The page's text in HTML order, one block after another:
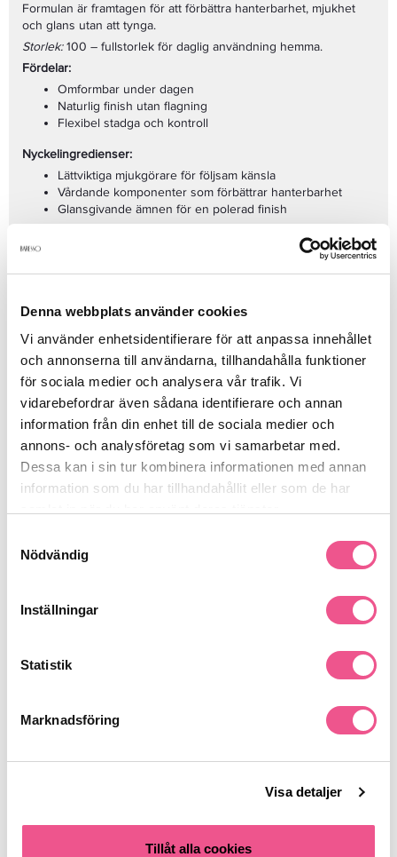
Denna webbplats använder cookies
Vi använder enhetsidentifierare för att anpassa innehållet
och annonserna till användarna, tillhandahålla funktioner
för sociala medier och analysera vår trafik. Vi
vidarebefordrar även sådana identifierare och annan
information från din enhet till de sociala medier och
annons- och analysföretag som vi samarbetar med.
Dessa kan i sin tur kombinera informationen med annan
information som du har tillhandahållit eller som de har
Nödvändig
Inställningar
Statistik
Marknadsföring
Visa detaljer
Tillåt alla cookies
Formulan är framtagen för att förbättra hanterbarhet, mjukhet
och glans utan att tynga.
Storlek:100 – fullstorlek för daglig användning hemma.
Fördelar:
Omformbar under dagen
Naturlig finish utan flagning
Flexibel stadga och kontroll
Nyckelingredienser:
Lättviktiga mjukgörare för följsam känsla
Vårdande komponenter som förbättrar hanterbarhet
Glansgivande ämnen för en polerad finish
Arbeta in en liten mängd i torrt eller fuktigt hår och forma. Bygg
upp effekten vid behov.
Korta till medellånga frisyrer
Daglig styling
Se mer
Produktdetaljer